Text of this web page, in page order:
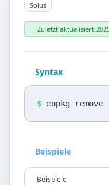
Impressum
Datenschutz
DE EN
Solus
Zuletzt aktualisiert:
Syntax
$ eopkg
Beispiele
Beispiele